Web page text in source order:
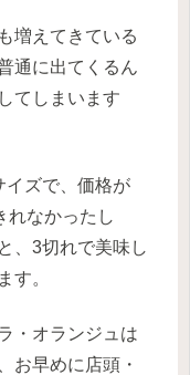
増えてきている
通に出てくるん
てしまいます
イズで、価格が
なかったし
、3切れで美味し
す。
・オランジュは
お早めに店頭・